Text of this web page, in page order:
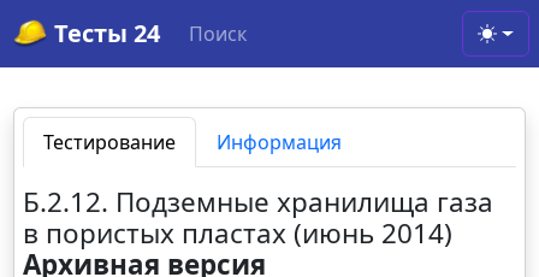
Тесты 24 Поиск
Тестирование Информация
Б.2.12. Подземные хранилища газа
в пористых пластах (июнь 2014)
Архивная версия